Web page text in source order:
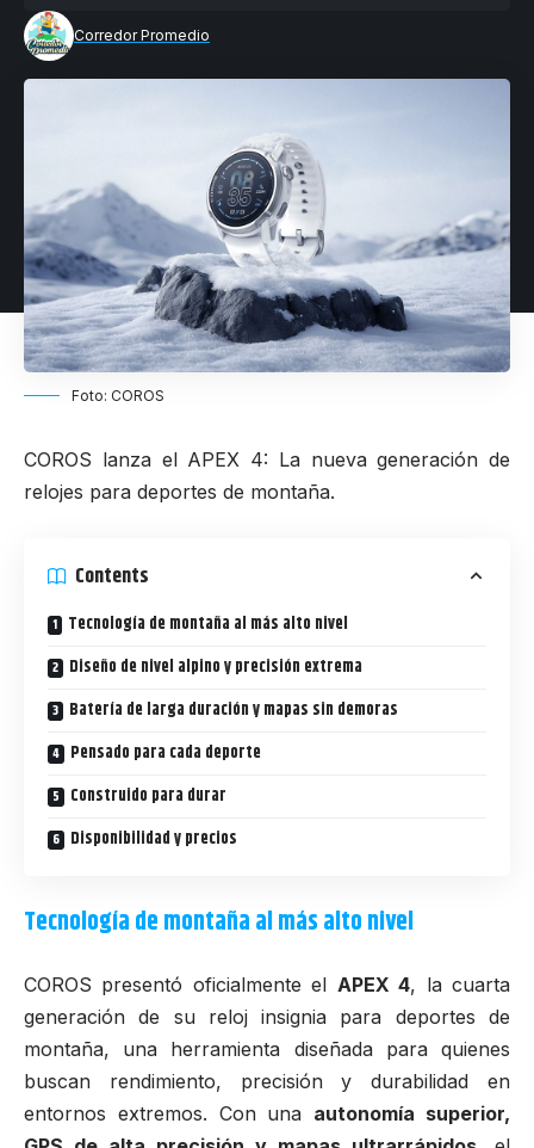
Corredor Promedio
Foto: COROS
COROS lanza el APEX 4: La nueva generación de
relojes para deportes de montaña.
Contents
Tecnología de montaña al más alto nivel
Diseño de nivel alpino y precisión extrema
Batería de larga duración y mapas sin demoras
Pensado para cada deporte
Construido para durar
Disponibilidad y precios
Tecnología de montaña al más alto nivel
COROS presentó oficialmente el APEX 4, la cuarta
generación de su reloj insignia para deportes de
montaña, una herramienta diseñada para quienes
buscan rendimiento, precisión y durabilidad en
entornos extremos. Con una autonomía superior,